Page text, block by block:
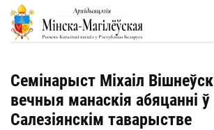
Skip to main content
Семінарыст Міхаіл
вечныя манаскія абяцанні ў
Салезіянскім таварыстве